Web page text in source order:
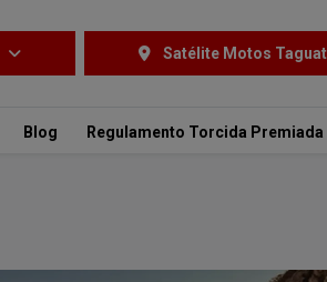
Satélite Motos
Blog Regulamento Torcida Premiada